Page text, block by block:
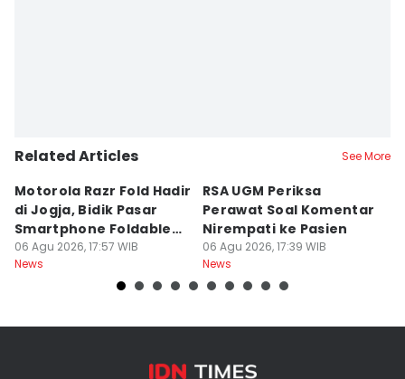
Related Articles See More
Motorola Razr Fold Hadir
di Jogja, Bidik Pasar
Smartphone Foldable
Premium
06 Agu 2026, 17:57 WIB
News
RSA UGM Periksa
Perawat Soal Komentar
Nirempati ke Pasien
06 Agu 2026, 17:39 WIB
News